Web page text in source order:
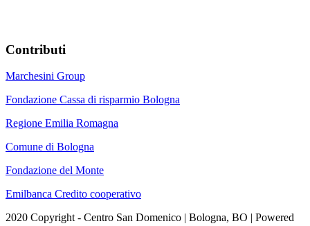
Contributi
Marchesini Group
Fondazione Cassa di risparmio Bologna
Regione Emilia Romagna
Comune di Bologna
Fondazione del Monte
Emilbanca Credito cooperativo
2020 Copyright - Centro San Domenico | Bologna, BO | Powered